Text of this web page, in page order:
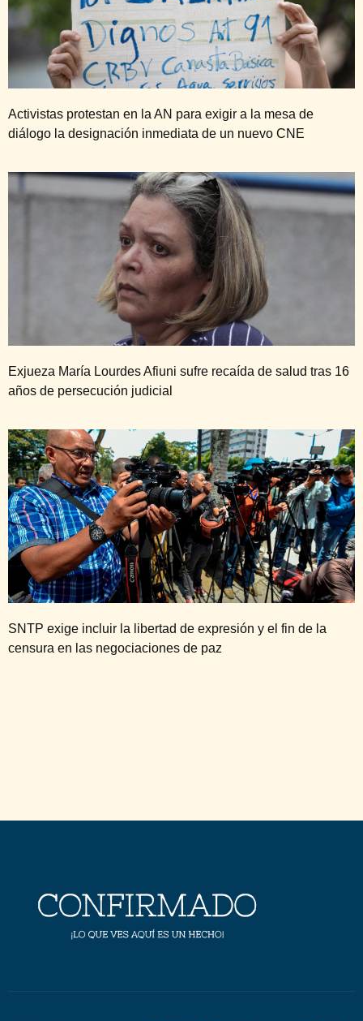
Activistas protestan en la AN para exigir a la mesa de
diálogo la designación inmediata de un nuevo CNE
Exjueza María Lourdes Afiuni sufre recaída de salud tras 16
años de persecución judicial
SNTP exige incluir la libertad de expresión y el fin de la
censura en las negociaciones de paz